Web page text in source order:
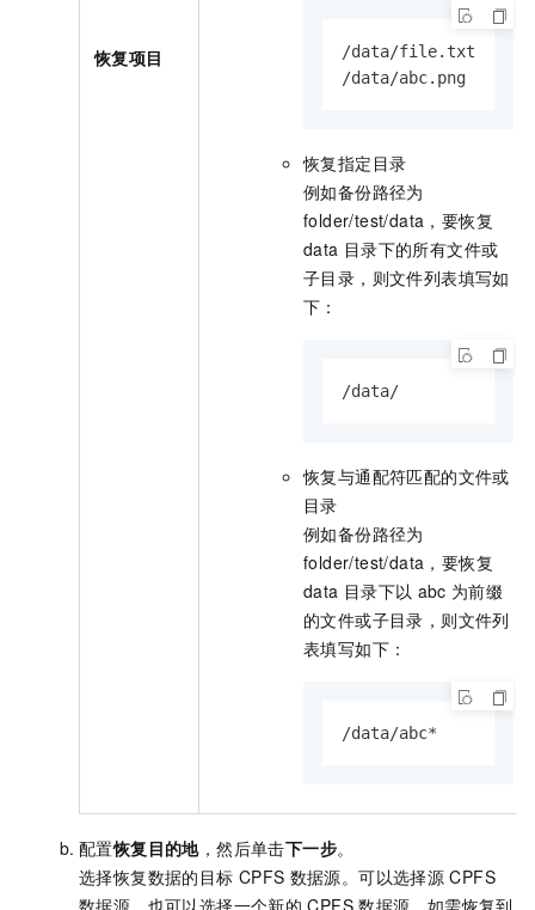
恢复项目
/data/file.txt
/data/abc.png
恢复指定目录
例如备份路径为
folder/test/data ，要恢复
data 目录下的所有文件或
子目录，则文件列表填写如
下：
/data/
恢复与通配符匹配的文件或
目录
例如备份路径为
folder/test/data ，要恢复
data 目录下以 abc 为前缀
的文件或子目录，则文件列
表填写如下：
/data/abc*
配置恢复目的地，然后单击下一步。
选择恢复数据的目标 CPFS 数据源。可以选择源 CPFS
数据源，也可以选择一个新的 CPFS 数据源。如需恢复到